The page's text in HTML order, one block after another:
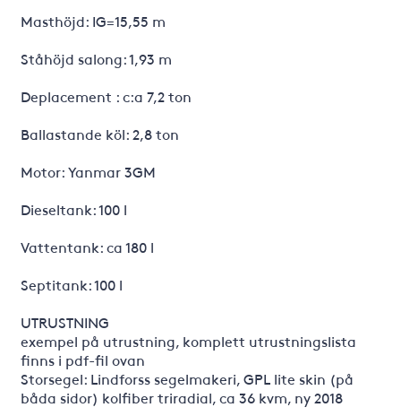
Masthöjd: IG=15,55 m
Ståhöjd salong: 1,93 m
Deplacement : c:a 7,2 ton
Ballastande köl: 2,8 ton
Motor: Yanmar 3GM
Dieseltank: 100 l
Vattentank: ca 180 l
Septitank: 100 l
UTRUSTNING
exempel på utrustning, komplett utrustningslista
finns i pdf-fil ovan
Storsegel: Lindforss segelmakeri, GPL lite skin (på
båda sidor) kolfiber triradial, ca 36 kvm, ny 2018